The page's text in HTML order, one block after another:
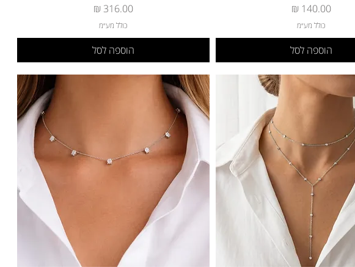
מחיר
כולל מע״מ
הוספה לסל
מחיר‏316.00 ‏₪
כולל מע״מ
הוספה לסל